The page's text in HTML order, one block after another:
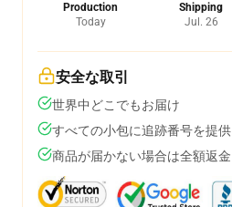
Production
Today
Shipping
Jul. 26
安全な取引
世界中どこでもお届け
すべての小包に追跡番号を提供
商品が届かない場合は全額返金